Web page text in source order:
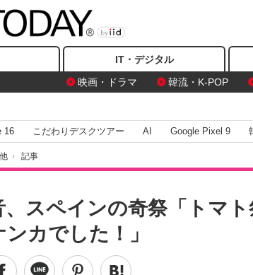
IT・デジタル
映画・ドラマ
韓流・K-POP
16 こだわりデスクツアー AI Google Pixel 9
› 記事
スペインの奇祭「トマ
ンカでした！」